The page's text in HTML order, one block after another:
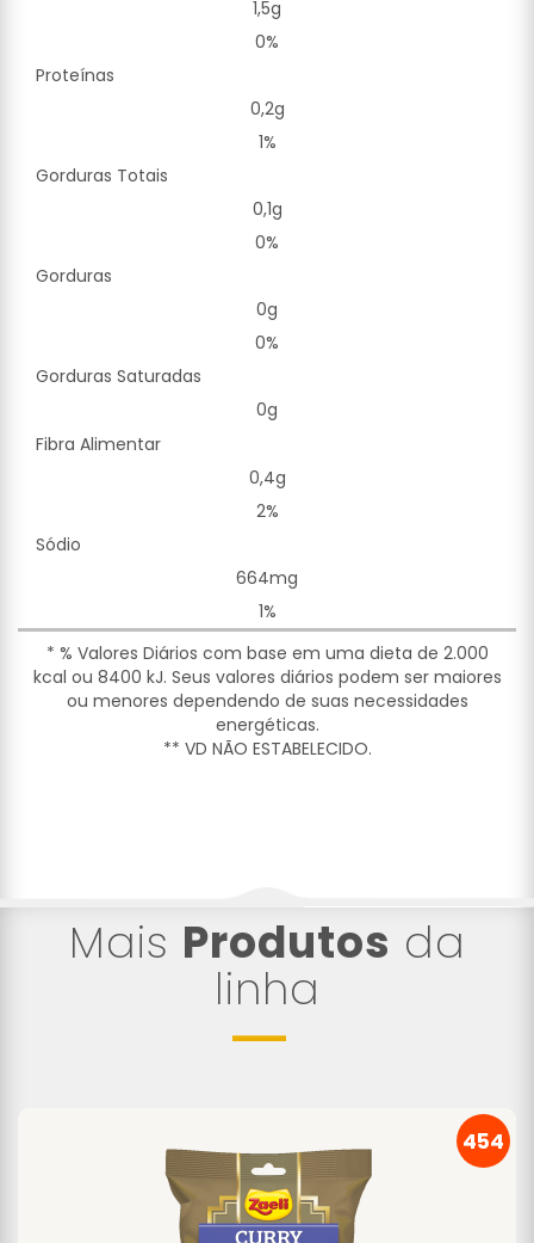
1,5g
0%
Proteínas
0,2g
1%
Gorduras Totais
0,1g
0%
Gorduras
0g
0%
Gorduras Saturadas
0g
Fibra Alimentar
0,4g
2%
Sódio
664mg
1%
* % Valores Diários com base em uma dieta de 2.000
kcal ou 8400 kJ. Seus valores diários podem ser maiores
ou menores dependendo de suas necessidades
energéticas.
** VD NÃO ESTABELECIDO.
Mais Produtos da
linha
454